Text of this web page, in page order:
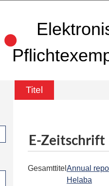
Titel
E-Zeitschrift
Gesamttitel Annual
Helaba